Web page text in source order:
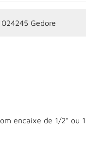
Gedore
encaixe de 1/2" ou